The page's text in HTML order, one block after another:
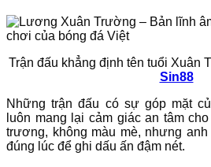
Trận đấu khẳng định tên tuổi Xuân
Sin88
Những trận đấu có sự góp mặt
luôn mang lại cảm giác an tâm
trương, không màu mè, nhưng
đúng lúc để ghi dấu ấn đậm nét.